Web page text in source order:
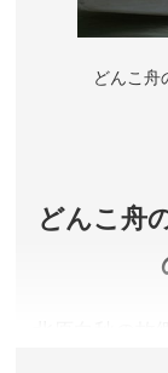
期間中の金
＊夜間開館
アクセス／
公式サイト
所在地／〒
どんこ舟
どんこ舟